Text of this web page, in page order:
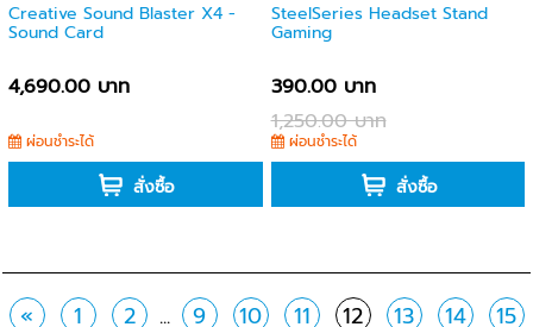
Creative Sound Blaster X4 -
Sound Card
4,690.00 บาท
ผ่อนชำระได้
สั่งซื้อ
SteelSeries Headset Stand
Gaming
390.00 บาท
1,250.00 บาท
ผ่อนชำระได้
สั่งซื้อ
« 1 2 ... 9 10 11 12 13 14 15